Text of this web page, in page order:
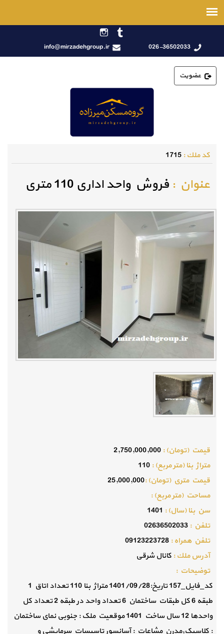
026-36502033
info@mirzadehgroup.ir
عضویت
كد ملك :1715
عنوان :فروش واحد اداری 110 متری
قيمت (تومان) :2,750,000,000
متراژ بنا (متر مربع) :110
قيمت متري (تومان) :25,000,000
مساحت (متر مربع) :
سن بنا (سال) : 1401
تلفن :02636502033
تلفن همراه :09123223728
آدرس ملك :کانال شرقی
توضيحات :
کد_فایل_157 تاریخ:1401/09/28 متراژ بنا 110 تعداد اتاق 1
طبقه 6 کل طبقات ساختمان 6 تعداد واحد در طبقه 2 تعداد کل
واحدها 12 سال ساخت 1401 موقعیت ملک : جنوبی نمای ساختمان
: کلاسیک,مدرن مشاعات : آسانسور تاسیسات سرمایشی و